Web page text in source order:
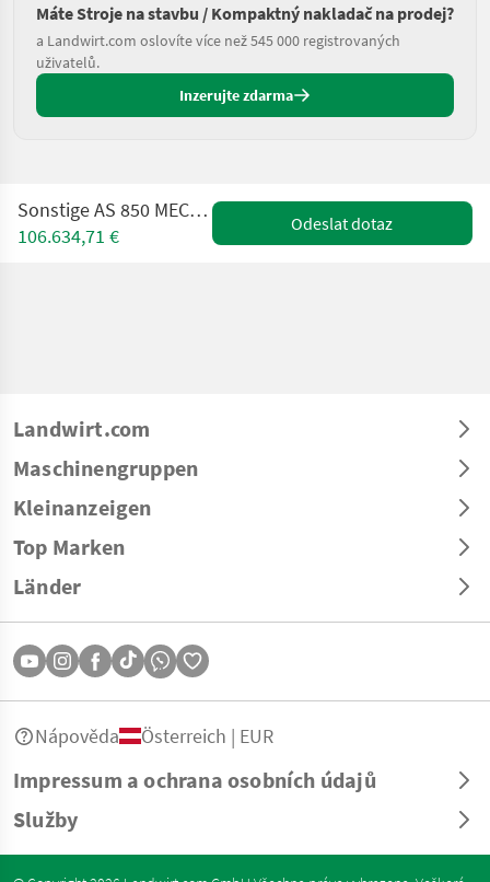
Máte Stroje na stavbu / Kompaktný nakladač na prodej?
a Landwirt.com oslovíte více než 545 000 registrovaných
uživatelů.
Inzerujte zdarma
Sonstige AS 850 MECALAC SCHWENKLADER
106.634,71 €
Odeslat dotaz
Landwirt.com
Maschinengruppen
Kleinanzeigen
Top Marken
Länder
Impressum a ochrana osobních údajů
Služby
Nápověda Österreich | EUR